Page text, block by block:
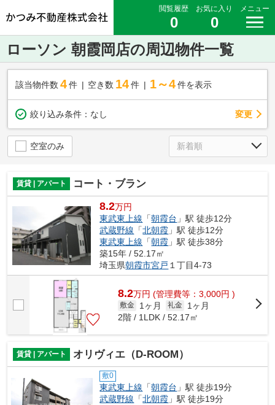
閲覧履歴
0
お気に入り
0
メニュー
ローソン 朝霞岡店の周辺物件一覧
該当物件数 4件 空き数 14 件 1～4 件を表示
絞り込み条件： なし 変更
空室のみ
賃貸 | アパート コート・ブラン
8.2万円
東武東上線 「朝霞台 」駅 徒歩12分
武蔵野線 「北朝霞 」駅 徒歩12分
東武東上線 「朝霞 」駅 徒歩38分
築15年 / 52.17㎡
埼玉県朝霞市宮戸 １丁目4-73
8.2万円 (管理費等：3,000円 )
敷金 1ヶ月 礼金
1ヶ月
2階 / 1LDK / 52.17㎡
賃貸 | アパート オリヴィエ（D-ROOM）
敷0
東武東上線 「朝霞台 」駅 徒歩19分
武蔵野線 「北朝霞 」駅 徒歩19分